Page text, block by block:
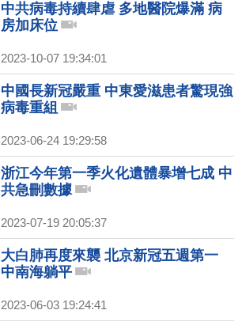
中共病毒持續肆虐 多地醫院爆滿 病
房加床位
2023-10-07 19:34:01
中國長新冠嚴重 中東愛滋患者驚現強
病毒重組
2023-06-24 19:29:58
浙江今年第一季火化遺體暴增七成 中
共急刪數據
2023-07-19 20:05:37
大白肺再度來襲 北京新冠五週第一
中南海躺平
2023-06-03 19:24:41